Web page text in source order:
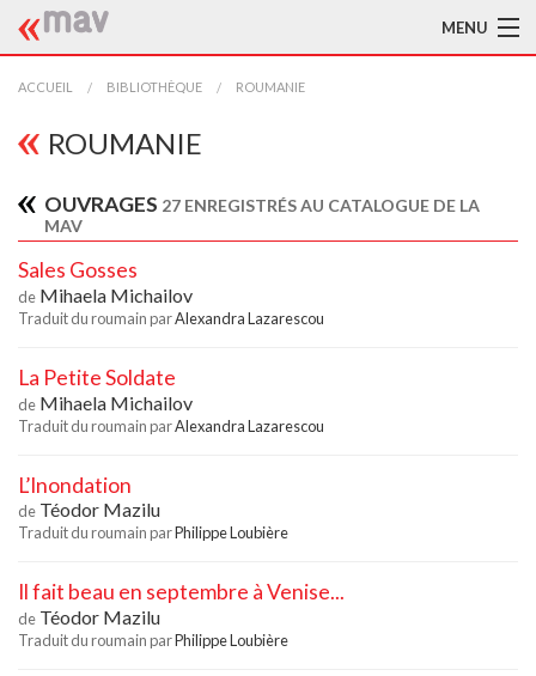
MENU
ACCUEIL
LA MAV
TRADUCTEURS
AIDE À LA TRADUCTION
À L'AFFICHE
ACCUEIL BIBLIOTHÈQUE ROUMANIE
ROUMANIE
OUVRAGES 27 ENREGISTRÉS AU CATALOGUE DE LA
MAV
Sales Gosses
de Mihaela Michailov
Traduit du roumain parAlexandra Lazarescou
La Petite Soldate
de Mihaela Michailov
Traduit du roumain parAlexandra Lazarescou
L’Inondation
de Téodor Mazilu
Traduit du roumain parPhilippe Loubière
Il fait beau en septembre à Venise...
de Téodor Mazilu
Traduit du roumain parPhilippe Loubière